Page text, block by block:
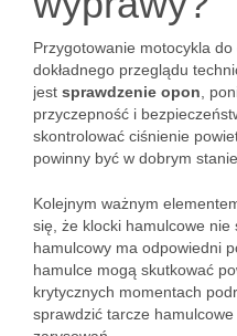
Przygotowanie motocykla
dokładnego przeglądu
jest sprawdzenie opon ,
przyczepność i
skontrolować ciśnienie
powinny być w dobrym
Kolejnym ważnym
się, że klocki hamulcowe nie
hamulcowy ma odpowiedni
hamulce mogą skutkować
krytycznych momentach
sprawdzić tarcze